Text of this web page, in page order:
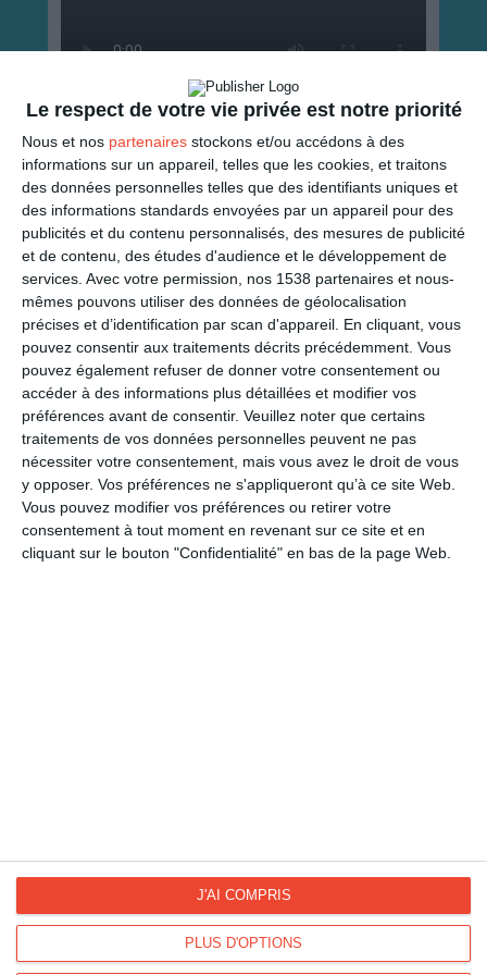
Le respect de votre vie privée est notre priorité
Nous et nos partenaires stockons et/ou accédons à des
informations sur un appareil, telles que les cookies, et traitons
des données personnelles telles que des identifiants uniques et
des informations standards envoyées par un appareil pour des
publicités et du contenu personnalisés, des mesures de publicité
et de contenu, des études d'audience et le développement de
services. Avec votre permission, nos 1538 partenaires et nous-
mêmes pouvons utiliser des données de géolocalisation
précises et d’identification par scan d'appareil. En cliquant, vous
pouvez consentir aux traitements décrits précédemment. Vous
pouvez également refuser de donner votre consentement ou
accéder à des informations plus détaillées et modifier vos
préférences avant de consentir. Veuillez noter que certains
traitements de vos données personnelles peuvent ne pas
nécessiter votre consentement, mais vous avez le droit de vous
y opposer. Vos préférences ne s'appliqueront qu’à ce site Web.
Vous pouvez modifier vos préférences ou retirer votre
consentement à tout moment en revenant sur ce site et en
cliquant sur le bouton "Confidentialité" en bas de la page Web.
PLUS D'OPTIONS
J'AI COMPRIS
ENVOYER
Mail(GRATUIT)
SMS(1,80€, en France)
PARTAGER
Facebook, Twitter, WhatsApp, ...
VOIR D'AUTRES CARTES DANS
LA CATÉGORIE
Saint Valentin
Dromadaire vous propose des cartes pour toutes les occasions :